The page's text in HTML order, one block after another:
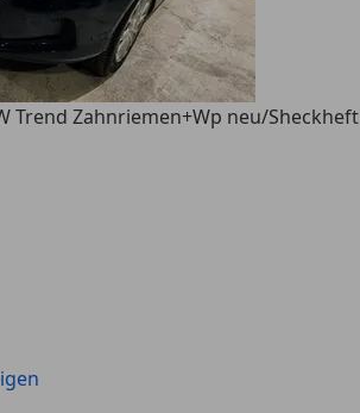
Trend Zahnriemen+Wp neu/Sheckheft